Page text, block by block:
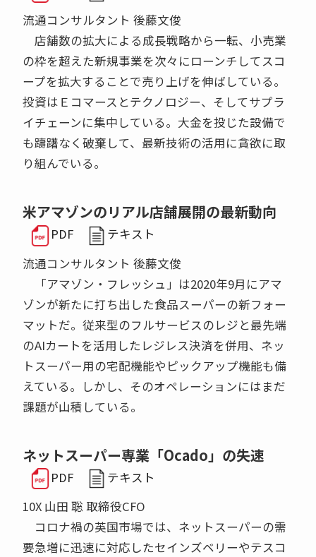
流通コンサルタント 後藤文俊
店舗数の拡大による成長戦略から一転、小売業
の枠を超えた新規事業を次々にローンチしてスコ
ープを拡大することで売り上げを伸ばしている。
投資はＥコマースとテクノロジー、そしてサプラ
イチェーンに集中している。大金を投じた設備で
も躊躇なく破棄して、最新技術の活用に貪欲に取
り組んでいる。
米アマゾンのリアル店舗展開の最新動向
PDF
テキスト
流通コンサルタント 後藤文俊
「アマゾン・フレッシュ」は2020年9月にアマ
ゾンが新たに打ち出した食品スーパーの新フォー
マットだ。従来型のフルサービスのレジと最先端
のAIカートを活用したレジレス決済を併用、ネッ
トスーパー用の宅配機能やピックアップ機能も備
えている。しかし、そのオペレーションにはまだ
課題が山積している。
ネットスーパー専業「Ocado」の失速
PDF
テキスト
10X 山田 聡 取締役CFO
コロナ禍の英国市場では、ネットスーパーの需
要急増に迅速に対応したセインズベリーやテスコ